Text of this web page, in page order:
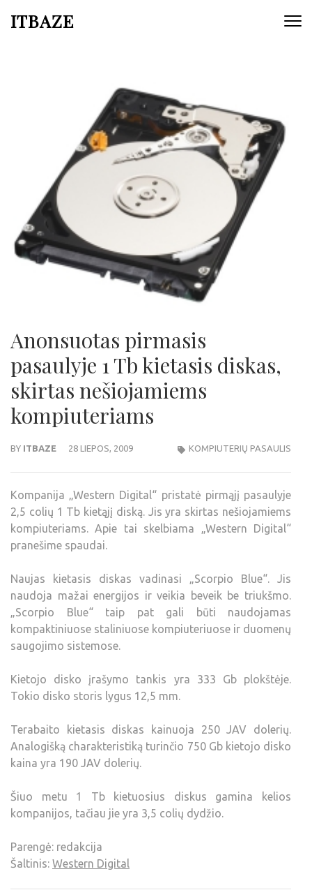
ITBAZE
Anonsuotas pirmasis
pasaulyje 1 Tb kietasis diskas,
skirtas nešiojamiems
kompiuteriams
BY ITBAZE 28 LIEPOS, 2009 KOMPIUTERIŲ PASAULIS
Kompanija „Western Digital“ pristatė pirmąjį pasaulyje
2,5 colių 1 Tb kietąjį diską. Jis yra skirtas nešiojamiems
kompiuteriams. Apie tai skelbiama „Western Digital“
pranešime spaudai.
Naujas kietasis diskas vadinasi „Scorpio Blue“. Jis
naudoja mažai energijos ir veikia beveik be triukšmo.
„Scorpio Blue“ taip pat gali būti naudojamas
kompaktiniuose staliniuose kompiuteriuose ir duomenų
saugojimo sistemose.
Kietojo disko įrašymo tankis yra 333 Gb plokštėje.
Tokio disko storis lygus 12,5 mm.
Terabaito kietasis diskas kainuoja 250 JAV dolerių.
Analogišką charakteristiką turinčio 750 Gb kietojo disko
kaina yra 190 JAV dolerių.
Šiuo metu 1 Tb kietuosius diskus gamina kelios
kompanijos, tačiau jie yra 3,5 colių dydžio.
Parengė: redakcija
Šaltinis: Western Digital